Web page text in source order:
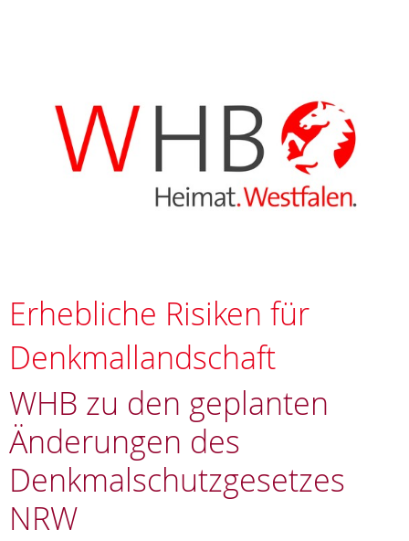
Erhebliche Risiken für
Denkmallandschaft
WHB zu den geplanten
Änderungen des
Denkmalschutzgesetzes
NRW